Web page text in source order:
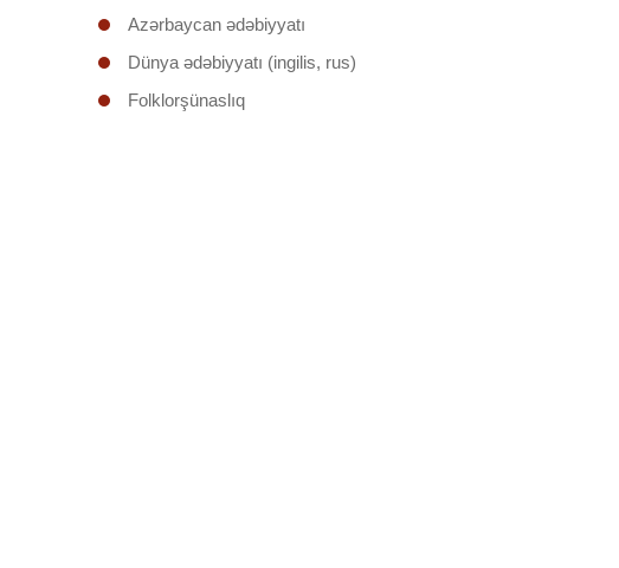
Azərbaycan ədəbiyyatı
Dünya ədəbiyyatı (ingilis, rus)
Folklorşünaslıq